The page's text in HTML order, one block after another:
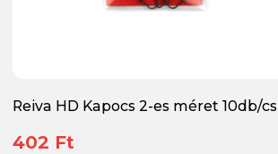
Reiva HD Kapocs 2-es méret 10db/cs
402 Ft